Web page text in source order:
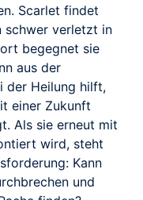
Scarlet findet
schwer verletzt in
begegnet sie
aus der
der Heilung hilft,
einer Zukunft
Als sie erneut mit
wird, steht
Kann
und